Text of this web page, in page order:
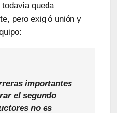
queda
pero exigió unión y
importantes
el segundo
no es